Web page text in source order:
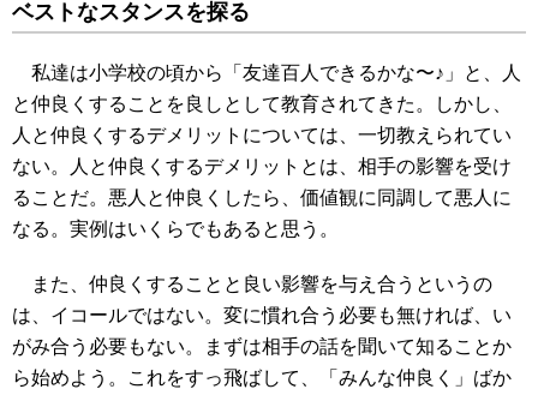
ベストなスタンスを探る
私達は小学校の頃から「友達百人できるかな〜♪」と、人
と仲良くすることを良しとして教育されてきた。しかし、
人と仲良くするデメリットについては、一切教えられてい
ない。人と仲良くするデメリットとは、相手の影響を受け
ることだ。悪人と仲良くしたら、価値観に同調して悪人に
なる。実例はいくらでもあると思う。
また、仲良くすることと良い影響を与え合うというの
は、イコールではない。変に慣れ合う必要も無ければ、い
がみ合う必要もない。まずは相手の話を聞いて知ることか
ら始めよう。これをすっ飛ばして、「みんな仲良く」ばか